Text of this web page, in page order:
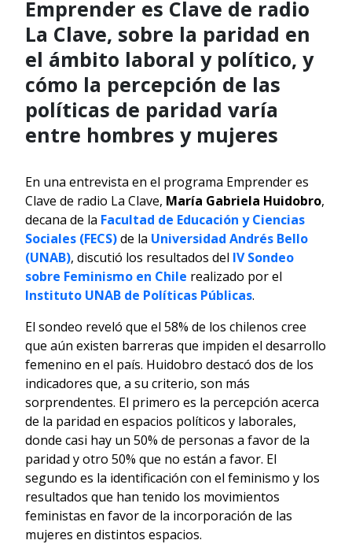
Emprender es Clave de radio
La Clave, sobre la paridad en
el ámbito laboral y político, y
cómo la percepción de las
políticas de paridad varía
entre hombres y mujeres
En una entrevista en el programa Emprender es
Clave de radio La Clave, María Gabriela Huidobro,
decana de la Facultad de Educación y Ciencias
Sociales (FECS)de la Universidad Andrés Bello
(UNAB), discutió los resultados del IV Sondeo
sobre Feminismo en Chile realizado por el
Instituto UNAB de Políticas Públicas.
El sondeo reveló que el 58% de los chilenos cree
que aún existen barreras que impiden el desarrollo
femenino en el país. Huidobro destacó dos de los
indicadores que, a su criterio, son más
sorprendentes. El primero es la percepción acerca
de la paridad en espacios políticos y laborales,
donde casi hay un 50% de personas a favor de la
paridad y otro 50% que no están a favor. El
segundo es la identificación con el feminismo y los
resultados que han tenido los movimientos
feministas en favor de la incorporación de las
mujeres en distintos espacios.